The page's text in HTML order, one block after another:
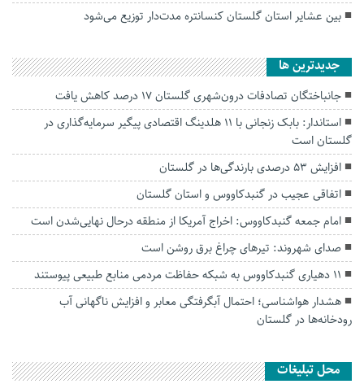
بین عشایر استان گلستان کنسانتره مدت‌دار توزیع می‌شود
جديدترين ها
جانباختگان تصادفات درون‌شهری گلستان ۱۷ درصد کاهش یافت
استاندار: بابک زنجانی با ۱۱ هلدینگ اقتصادی پیگیر سرمایه‌گذاری در
گلستان است
افزایش ۵۳ درصدی بارندگی‌ها در گلستان
اتفاقی عجیب در‌ گنبدکاووس و استان گلستان
امام جمعه گنبدکاووس: اخراج آمریکا از منطقه درحال نهایی‌شدن است
صدای شهروند: تیرهای چراغ برق روشن است
۱۱ دهیاری گنبدکاووس به شبکه حفاظت مردمی منابع طبیعی پیوستند
هشدار هواشناسی؛ احتمال آبگرفتگی معابر و افزایش ناگهانی آب
رودخانه‌ها در گلستان
محل تبلیغات